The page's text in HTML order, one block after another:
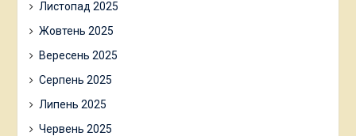
Листопад 2025
Жовтень 2025
Вересень 2025
Серпень 2025
Липень 2025
Червень 2025